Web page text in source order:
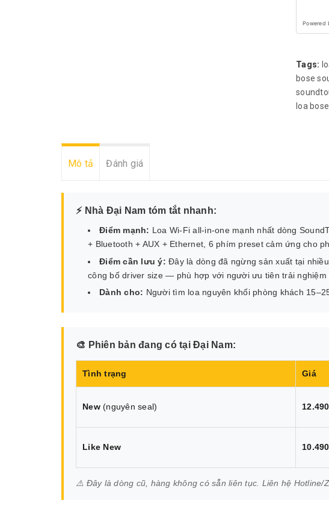
Powered
Tags:
bose
loa
Mô tả Đánh giá
⚡ Nhà Đại Nam tóm tắt nhanh:
Điểm mạnh: Loa Wi-Fi all-in-one mạnh nhất dòng
+ Bluetooth + AUX + Ethernet, 6 phím preset cảm ứng cho
Điểm cần lưu ý: Đây là dòng đã ngừng sản xuất tại
công bố driver size — phù hợp với người ưu tiên trải nghiệm
Dành cho: Người tìm loa nguyên khối phòng khách
🎨 Phiên bản đang có tại Đại Nam:
Tình trạng Giá
New(nguyên seal)
Like New
⚠️ Đây là dòng cũ, hàng không có sẵn liên tục. Liên hệ Hotline/